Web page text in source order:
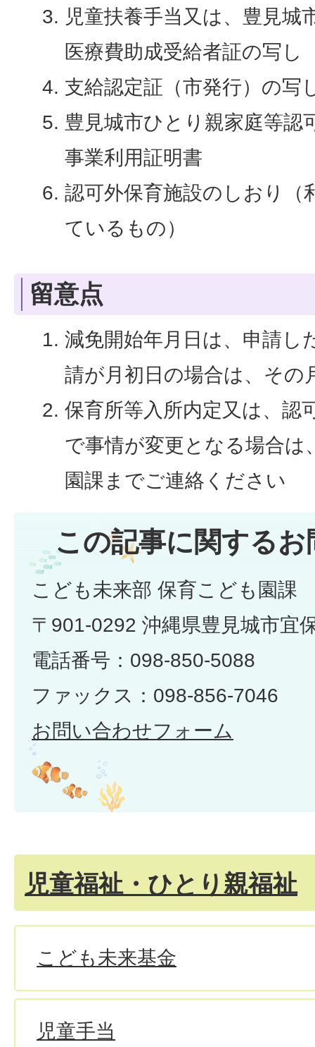
児童扶養手当又は、豊見城
医療費助成受給者証の写し
支給認定証（市発行）の写
豊見城市ひとり親家庭等認
事業利用証明書
認可外保育施設のしおり（
ているもの）
留意点
減免開始年月日は、申請し
請が月初日の場合は、その
保育所等入所内定又は、認
で事情が変更となる場合は
園課までご連絡ください
この記事に関する
こども未来部 保育こども園課
〒901-0292 沖縄県豊見城市宜
電話番号：098-850-5088
ファックス：098-856-7046
お問い合わせフォーム
児童福祉・ひとり親福祉
こども未来基金
児童手当